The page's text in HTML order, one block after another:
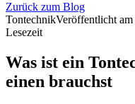
Zurück zum Blog
TontechnikVeröffentlicht am
Lesezeit
Was ist ein
einen brauchst